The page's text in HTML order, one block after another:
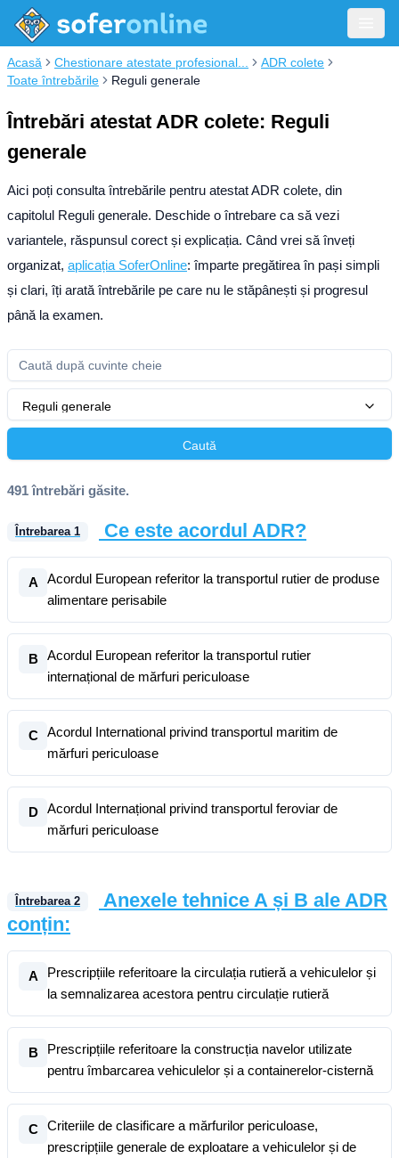
Acasă Chestionare atestate profesional...
ADR colete
Toate întrebările
Reguli generale
Întrebări atestat ADR colete: Reguli
generale
Aici poți consulta întrebările pentru atestat ADR colete, din
capitolul Reguli generale. Deschide o întrebare ca să vezi
variantele, răspunsul corect și explicația. Când vrei să înveți
organizat, aplicația SoferOnline: împarte pregătirea în pași simpli
și clari, îți arată întrebările pe care nu le stăpânești și progresul
până la examen.
Reguli generale
Caută
491 întrebări găsite.
Întrebarea 1 Ce este acordul ADR?
A
Acordul European referitor la transportul rutier de produse
alimentare perisabile
B
Acordul European referitor la transportul rutier
internațional de mărfuri periculoase
C
Acordul International privind transportul maritim de
mărfuri periculoase
D
Acordul Internațional privind transportul feroviar de
mărfuri periculoase
Întrebarea 2
Anexele tehnice A și B ale ADR
conțin:
A
Prescripțiile referitoare la circulația rutieră a vehiculelor și
la semnalizarea acestora pentru circulație rutieră
B
Prescripțiile referitoare la construcția navelor utilizate
pentru îmbarcarea vehiculelor și a containerelor-cisternă
C
Criteriile de clasificare a mărfurilor periculoase,
prescripțiile generale de exploatare a vehiculelor și de